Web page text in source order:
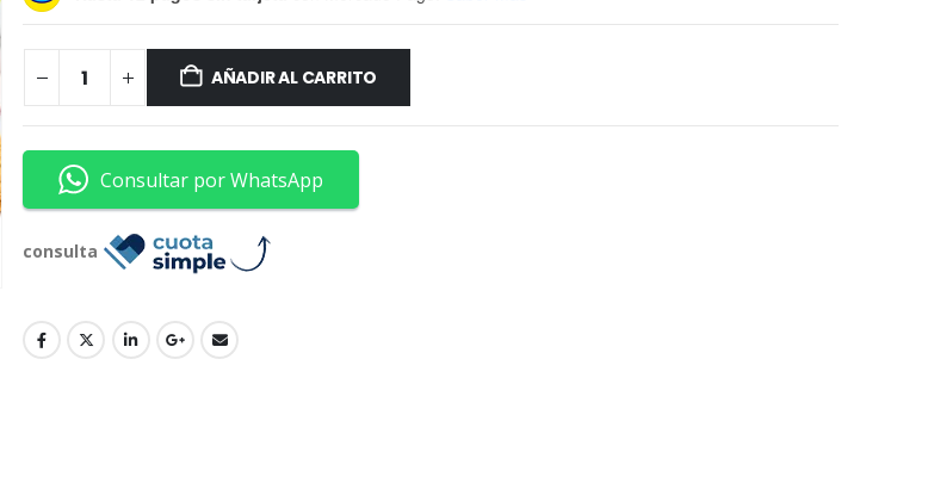
AÑADIR AL CARRITO
Consultar por WhatsApp
consulta